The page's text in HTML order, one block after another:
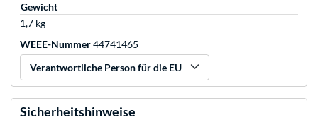
Gewicht
1,7 kg
WEEE-Nummer44741465
Verantwortliche Person für die EU
Sicherheitshinweise